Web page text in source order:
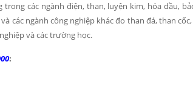
trong các ngành điện, than, luyện kim, hóa dầu,
các ngành công nghiệp khác đo than đá, than
và các trường học.
: